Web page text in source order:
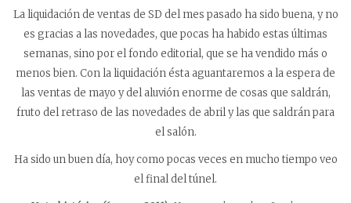
La liquidación de ventas de SD del mes pasado ha sido buena, y no
es gracias a las novedades, que pocas ha habido estas últimas
semanas, sino por el fondo editorial, que se ha vendido más o
menos bien. Con la liquidación ésta aguantaremos a la espera de
las ventas de mayo y del aluvión enorme de cosas que saldrán,
fruto del retraso de las novedades de abril y las que saldrán para
el salón.
Ha sido un buen día, hoy como pocas veces en mucho tiempo veo
el final del túnel.